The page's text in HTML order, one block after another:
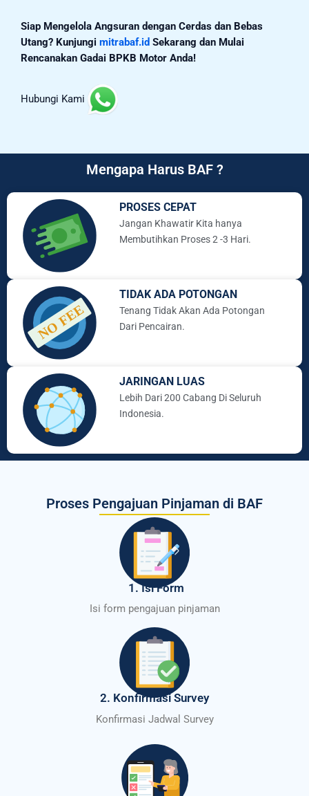
Siap Mengelola Angsuran dengan Cerdas dan Bebas
Utang? Kunjungi mitrabaf.id Sekarang dan Mulai
Rencanakan Gadai BPKB Motor Anda!
Hubungi Kami
Mengapa Harus BAF ?
PROSES CEPAT
Jangan Khawatir Kita hanya
Membutihkan Proses 2 -3 Hari.
TIDAK ADA POTONGAN
Tenang Tidak Akan Ada Potongan
Dari Pencairan.
JARINGAN LUAS
Lebih Dari 200 Cabang Di Seluruh
Indonesia.
Proses Pengajuan Pinjaman di BAF
1. Isi Form
Isi form pengajuan pinjaman
2. Konfirmasi Survey
Konfirmasi Jadwal Survey